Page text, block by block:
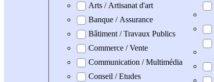
Arts / Artisanat d'art
Banque / Assurance
Bâtiment / Travaux Publics
Commerce / Vente
Communication / Multimédia
Conseil / Etudes